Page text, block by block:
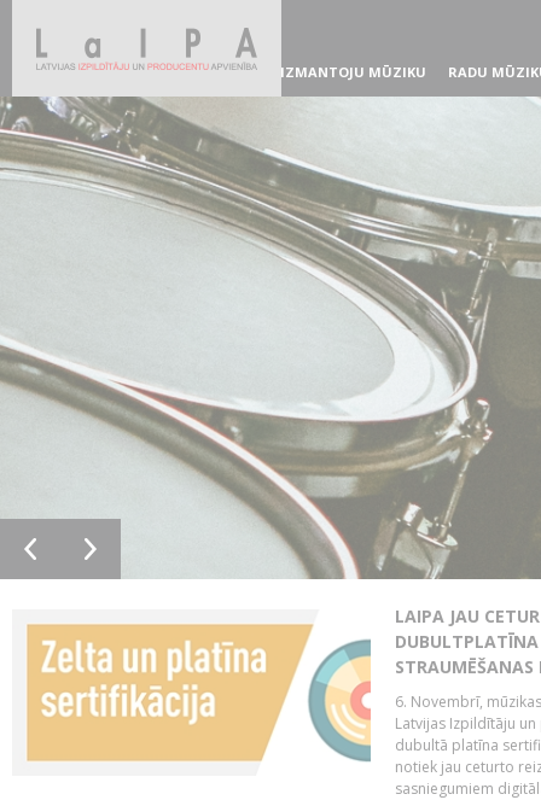
IZMANTOJU MŪZIKU RADU
LAIPA JAU
DUBULTPLATĪNA
6. Novembrī,
Latvijas Izpildītāju
dubultā platīna
notiek jau ceturto
sasniegumiem